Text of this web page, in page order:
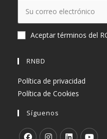
Aceptar términos del
RNBD
Política de privacidad
Política de Cookies
Síguenos